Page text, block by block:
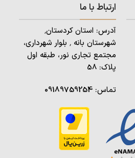
ارتباط با ما
آدرس: استان کردستان٬
شهرستان بانه ٬ بلوار شهرداری،
مجتمع تجاری نور، طبقه اول
پلاک: 58
تماس: 09189759254